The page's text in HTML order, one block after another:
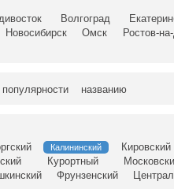
Волгоград
Новосибирск Омск Ростов-
популярности названию
Калининский Кировский
Курортный
Фрунзенский